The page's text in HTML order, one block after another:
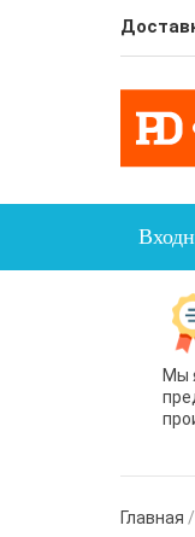
Мы
Главная /